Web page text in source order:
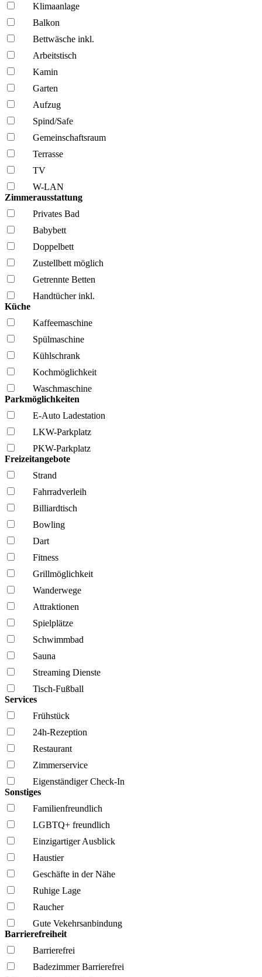
Klima­anlage
Balkon
Bettwäsche inkl.
Arbeitstisch
Kamin
Garten
Aufzug
Spind/Safe
Gemeinschafts­raum
Terrasse
TV
W-LAN
Zimmerausstattung
Privates Bad
Babybett
Doppelbett
Zustellbett möglich
Getrennte Betten
Handtücher inkl.
Küche
Kaffee­maschine
Spül­maschine
Kühl­schrank
Kochmöglich­keit
Wasch­maschine
Parkmöglichkeiten
E-Auto Ladestation
LKW-Parkplatz
PKW-Parkplatz
Freizeitangebote
Strand
Fahrrad­verleih
Billiardtisch
Bowling
Dart
Fitness
Grillmöglich­keit
Wanderwege
Attraktionen
Spielplätze
Schwimmbad
Sauna
Streaming Dienste
Tisch-Fußball
Services
Frühstück
24h-Rezeption
Restaurant
Zimmerservice
Eigenständiger Check-In
Sonstiges
Familien­freundlich
LGBTQ+ freundlich
Einzigartiger Ausblick
Haustier
Geschäfte in der Nähe
Ruhige Lage
Raucher
Gute Vekehrsanbindung
Barrierefreiheit
Barrierefrei
Badezimmer Barrierefrei